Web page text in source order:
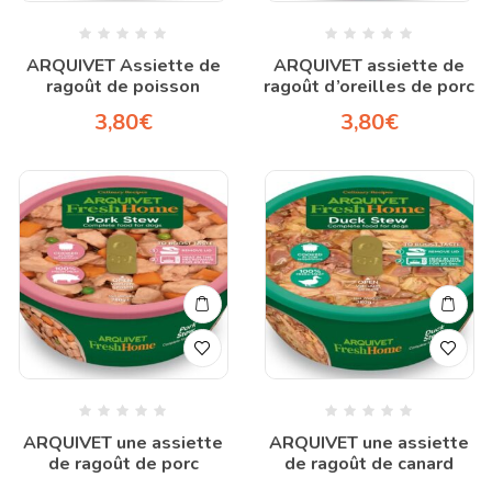
ARQUIVET Assiette de
ragoût de poisson
3,80€
ARQUIVET assiette de
ragoût d’oreilles de porc
3,80€
ARQUIVET une assiette
de ragoût de porc
ARQUIVET une assiette
de ragoût de canard